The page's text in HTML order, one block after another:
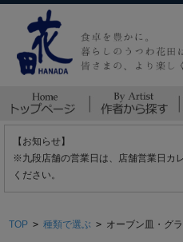
【お知らせ】
※九段店舗の営業日は、店舗営業日カ
ください。
TOP > 種類で選ぶ > オーブン皿・グ